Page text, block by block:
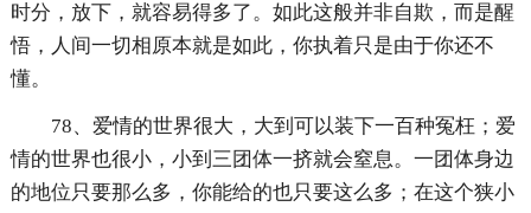
时分，放下，就容易得多了。如此这般并非自欺，而是醒
悟，人间一切相原本就是如此，你执着只是由于你还不
懂。
78、爱情的世界很大，大到可以装下一百种冤枉；爱
情的世界也很小，小到三团体一挤就会窒息。一团体身边
的地位只要那么多，你能给的也只要这么多；在这个狭小